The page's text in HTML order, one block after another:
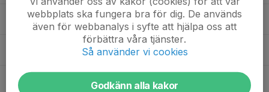
10. Theodor Bjunér
95. Vincent Murén Hult
22. Wilmer Bergman
webbplats ska fungera bra för dig. De används
även för webbanalys i syfte att hjälpa oss att
förbättra våra tjänster.
Så använder vi cookies
Godkänn alla kakor